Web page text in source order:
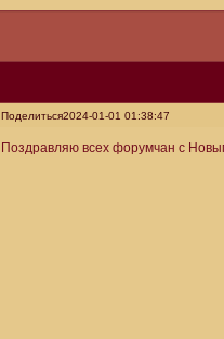
Поделиться2024-01-01 01:38:47
Поздравляю всех форумчан с